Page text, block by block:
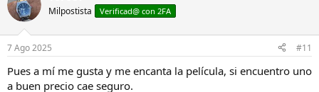
Milpostista Verificad@ con 2FA
7 Ago 2025 #11
Pues a mí me gusta y me encanta la película, si encuentro uno
a buen precio cae seguro.